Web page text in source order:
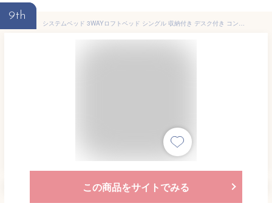
9th
システムベッド 3WAYロフトベッド シングル 収納付き デスク付き コンセント付き 宮棚付き 高さ3段階調節可 スチール製 耐荷重150kg 耐震 パイプベッド 省スペース設計 メッシュパネル付属 北欧風 (ブラック)
この商品をサイトでみる